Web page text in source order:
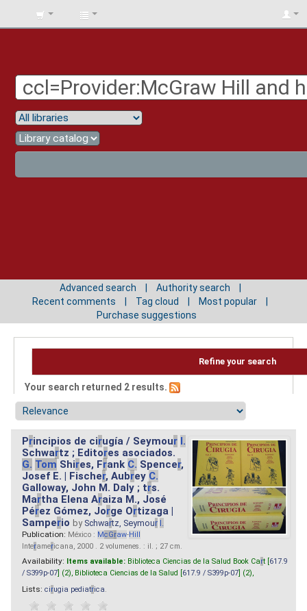
BIBLIOTECA
Advanced search
Authority search
Recent comments
Tag cloud
Most popular
Purchase suggestions
Refine your search
Your search returned 2 results.
Principios de cirugía / Seymour I.
Schwartz ; Editores asociados.
G. Tom Shires, Frank C. Spencer,
Josef E. | Fischer, Aubrey C.
Galloway, John M. Daly ; trs.
Martha Elena Araiza M., José
Pérez Gómez, Jorge Ortizaga |
Samperio by Schwartz, Seymour I.
Publication: México : McGraw-Hill
Interamericana, 2000 . 2 volumenes. : il. ; 27 cm.
Availability: Items available: Biblioteca Ciencias de la Salud Book Cart [ 617.9
/ S399p-07 ] (2), Biblioteca Ciencias de la Salud [ 617.9 / S399p-07 ] (2),
Lists: cirugia pediatrica